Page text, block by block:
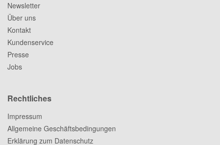
Newsletter
Über uns
Kontakt
Kundenservice
Presse
Jobs
Rechtliches
Impressum
Allgemeine Geschäftsbedingungen
Erklärung zum Datenschutz